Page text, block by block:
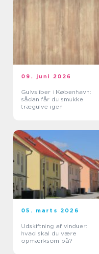
09. juni 2026
Gulvsliber i København:
sådan får du smukke
trægulve igen
05. marts 2026
Udskiftning af vinduer:
hvad skal du være
opmærksom på?